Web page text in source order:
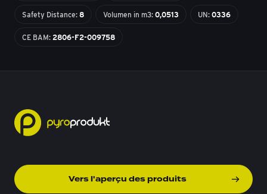
Safety Distance: 8 Volumen in m3: 0,0513 UN: 0336
CE BAM: 2806-F2-009758
Vers l'aperçu des produits